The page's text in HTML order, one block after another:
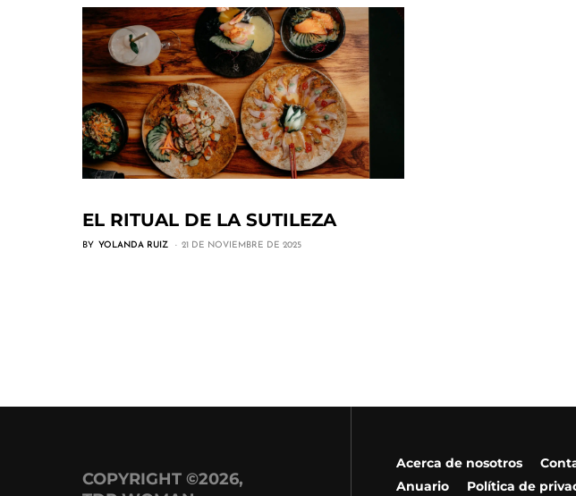
EL RITUAL DE LA SUTILEZA
BY YOLANDA RUIZ 21 DE NOVIEMBRE DE 2025
COPYRIGHT ©2026,
Acerca de nosotros
Anuario
Política de